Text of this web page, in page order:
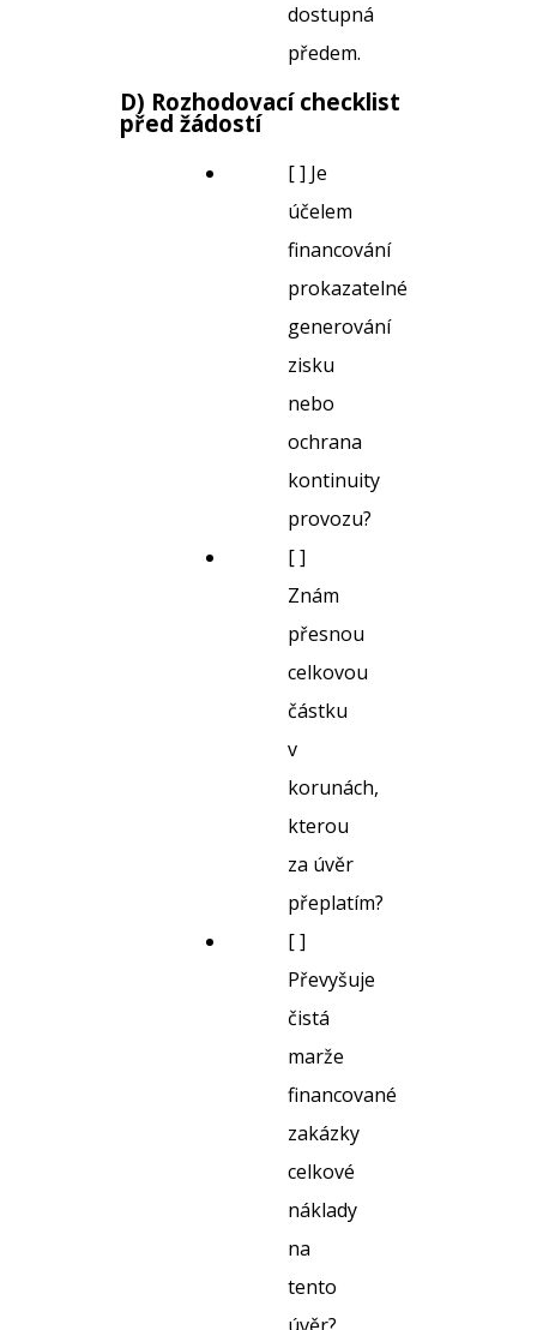
dostupná
předem.
D) Rozhodovací checklist
před žádostí
[ ] Je
účelem
financování
prokazatelné
generování
zisku
nebo
ochrana
kontinuity
provozu?
[ ]
Znám
přesnou
celkovou
částku
v
korunách,
kterou
za úvěr
přeplatím?
[ ]
Převyšuje
čistá
marže
financované
zakázky
celkové
náklady
na
tento